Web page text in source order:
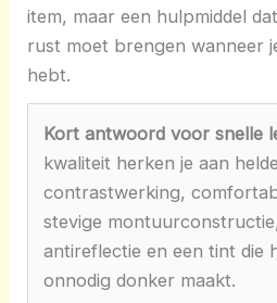
item, maar een hulpmiddel
rust moet brengen wanneer
hebt.
Kort antwoord voor snelle
kwaliteit herken je aan
contrastwerking,
stevige
antireflectie en een tint die
onnodig donker maakt.